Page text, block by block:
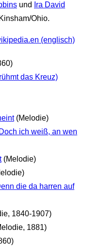
und
Ira David
Ohio.
(englisch)
das Kreuz)
(Melodie)
ich weiß, an wen
(Melodie)
die da harren auf
1840-1907)
1881)